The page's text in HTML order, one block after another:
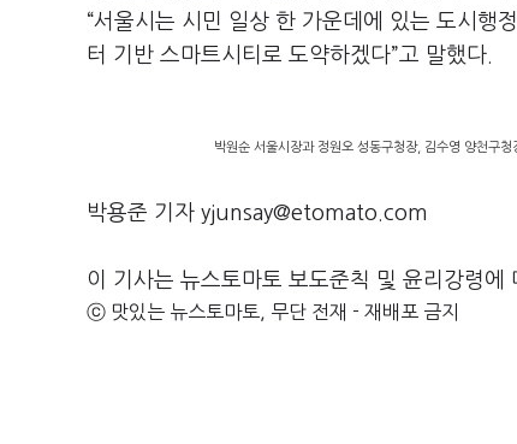
“서울시는 시민 일상 한 가운데에 있는 도시행
터 기반 스마트시티로 도약하겠다”고 말했다.
박원순 서울시장과 정원오 성동구청장, 김수영 양천구
박용준 기자 yjunsay@etomato.com
이 기사는 뉴스토마토 보도준칙 및 윤리강령에
ⓒ 맛있는 뉴스토마토, 무단 전재 - 재배포 금지